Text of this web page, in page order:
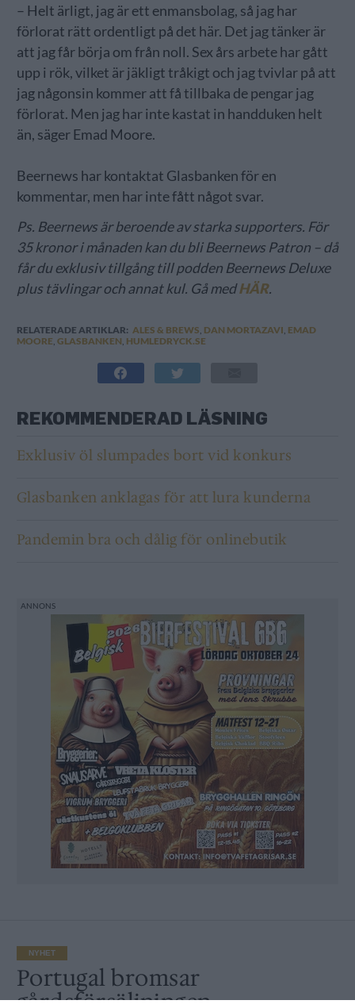
– Helt ärligt, jag är ett enmansbolag, så jag har
förlorat rätt ordentligt på det här. Det jag tänker är
att jag får börja om från noll. Sex års arbete har gått
upp i rök, vilket är jäkligt tråkigt och jag tvivlar på att
jag någonsin kommer att få tillbaka de pengar jag
förlorat. Men jag har inte kastat in handduken helt
än, säger Emad Moore.
Beernews har kontaktat Glasbanken för en
kommentar, men har inte fått något svar.
Ps. Beernews är beroende av starka supporters. För
35 kronor i månaden kan du bli Beernews Patron – då
får du exklusiv tillgång till podden Beernews Deluxe
plus tävlingar och annat kul. Gå medHÄR.
RELATERADE ARTIKLAR: ALES & BREWS DAN MORTAZAVI EMAD
MOORE GLASBANKEN HUMLEDRYCK.SE
REKOMMENDERAD LÄSNING
Exklusiv öl slumpades bort vid konkurs
Glasbanken anklagas för att lura kunderna
Pandemin bra och dålig för onlinebutik
NYHET
Portugal bromsar
gårdsförsäljningen